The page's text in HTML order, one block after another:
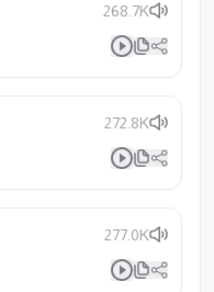
268.7K
272.8K
277.0K